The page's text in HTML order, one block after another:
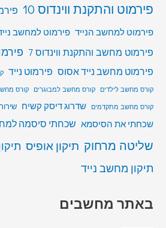
פירמוט והתקנת ווינדוס 10
פירמוט למחשב הנייד פירמוט למחשב
פירמוט מחשב והתקנת ווינדוס 7
פירמוט מחשב נייד אסוס פירמוט נייד
קורס מחשב לילדים
קורס מחשב למבוגרים
קורס
קורס מחשב מתקדמים
שדרוג דיסק קשיח
שכחתי את הסיסמא שכחתי סיסמה
שליטה מרחוק תיקון אופיס
תיקון מחשב נייד
באתר מחשבים